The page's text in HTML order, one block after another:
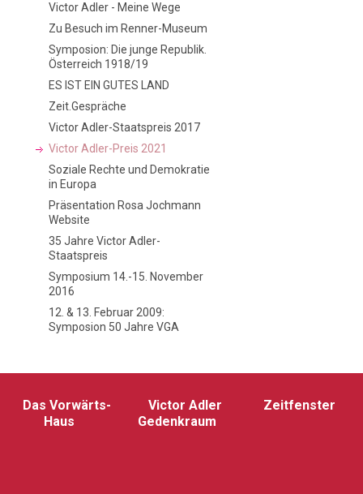
Victor Adler - Meine Wege
Zu Besuch im Renner-Museum
Symposion: Die junge Republik.
Österreich 1918/19
ES IST EIN GUTES LAND
Zeit.Gespräche
Victor Adler-Staatspreis 2017
Victor Adler-Preis 2021
Soziale Rechte und Demokratie
in Europa
Präsentation Rosa Jochmann
Website
35 Jahre Victor Adler-
Staatspreis
Symposium 14.-15. November
2016
12. & 13. Februar 2009:
Symposion 50 Jahre VGA
Das Vorwärts-
Haus
Victor Adler
Gedenkraum
Zeitfenster